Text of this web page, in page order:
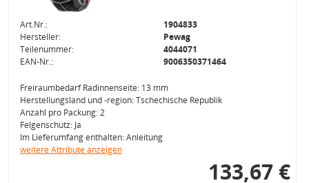
Art.Nr.:
1904833
Hersteller:
Pewag
Teilenummer:
4044071
EAN-Nr.:
9006350371464
Freiraumbedarf Radinnenseite: 13 mm
Herstellungsland und -region: Tschechische Republik
Anzahl pro Packung: 2
Felgenschutz: Ja
Im Lieferumfang enthalten: Anleitung
weitere Attribute anzeigen
133,67 €